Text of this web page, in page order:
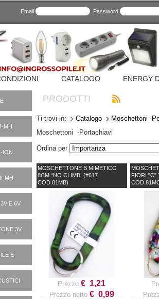
Email Password
CATALOGO ENERGY
MH
ION
MH-
E 6V
3V
E
(USA
PRODOTTI
Ti trovi in: Catalogo
Moschettoni -
Moschettoni -Portachiavi
Ordina per
MOSCHETTONE B MIMETICO
8CM *NO CLIMB. (#617
COD.81MB)
Prezzo € 1,21
Prezzo netto € 0,99
FIORI "C"